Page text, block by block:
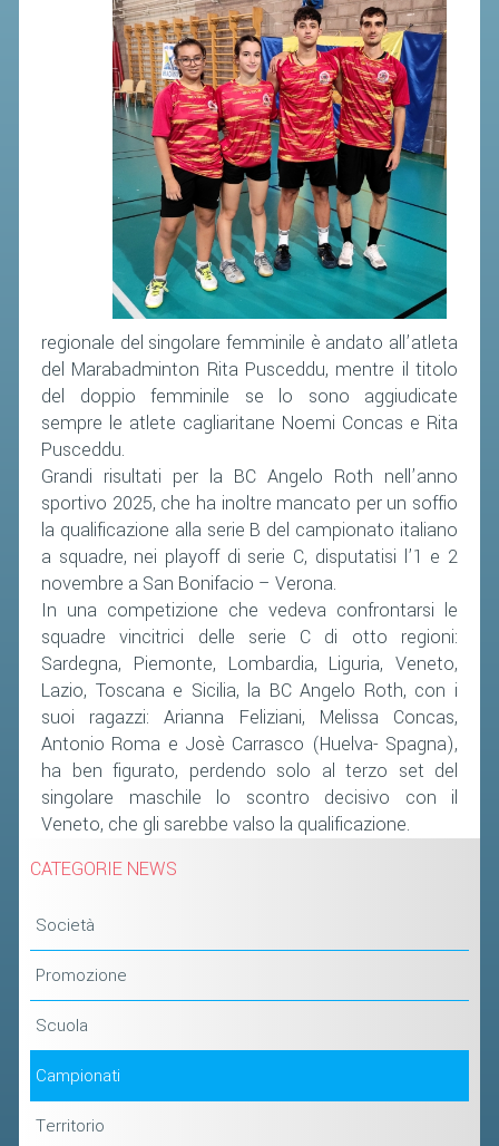
regionale del singolare femminile è andato all’atleta
del Marabadminton Rita Pusceddu, mentre il titolo
del doppio femminile se lo sono aggiudicate
sempre le atlete cagliaritane Noemi Concas e Rita
Pusceddu.
Grandi risultati per la BC Angelo Roth nell’anno
sportivo 2025, che ha inoltre mancato per un soffio
la qualificazione alla serie B del campionato italiano
a squadre, nei playoff di serie C, disputatisi l’1 e 2
novembre a San Bonifacio – Verona.
In una competizione che vedeva confrontarsi le
squadre vincitrici delle serie C di otto regioni:
Sardegna, Piemonte, Lombardia, Liguria, Veneto,
Lazio, Toscana e Sicilia, la BC Angelo Roth, con i
suoi ragazzi: Arianna Feliziani, Melissa Concas,
Antonio Roma e Josè Carrasco (Huelva- Spagna),
ha ben figurato, perdendo solo al terzo set del
singolare maschile lo scontro decisivo con il
Veneto, che gli sarebbe valso la qualificazione.
CATEGORIE NEWS
Società
Promozione
Scuola
Campionati
Territorio